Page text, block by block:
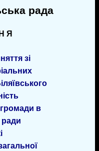
рада
Я
зі
громади в
ради